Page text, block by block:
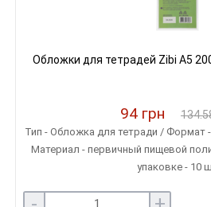
Обложки для тетрадей Zibi A5
94 грн
Тип - Обложка для тетради / Формат
Материал - первичный пищевой
упаковке - 10